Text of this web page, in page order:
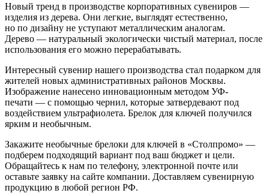
Новый тренд в производстве корпоративных сувениров —
изделия из дерева. Они легкие, выглядят естественно,
но по дизайну не уступают металлическим аналогам.
Дерево — натуральный экологически чистый материал, после
использования его можно перерабатывать.
Интересный сувенир нашего производства стал подарком для
жителей новых административных районов Москвы.
Изображение нанесено инновационным методом УФ-
печати — с помощью чернил, которые затвердевают под
воздействием ультрафиолета. Брелок для ключей получился
ярким и необычным.
Закажите необычные брелоки для ключей в «Столпромо» —
подберем подходящий вариант под ваш бюджет и цели.
Обращайтесь к нам по телефону, электронной почте или
оставьте заявку на сайте компании. Доставляем сувенирную
продукцию в любой регион РФ.